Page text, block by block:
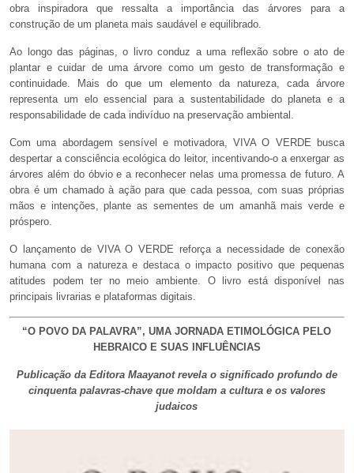
obra inspiradora que ressalta a importância das árvores para a
construção de um planeta mais saudável e equilibrado.
Ao longo das páginas, o livro conduz a uma reflexão sobre o ato de
plantar e cuidar de uma árvore como um gesto de transformação e
continuidade. Mais do que um elemento da natureza, cada árvore
representa um elo essencial para a sustentabilidade do planeta e a
responsabilidade de cada indivíduo na preservação ambiental.
Com uma abordagem sensível e motivadora, VIVA O VERDE busca
despertar a consciência ecológica do leitor, incentivando-o a enxergar as
árvores além do óbvio e a reconhecer nelas uma promessa de futuro. A
obra é um chamado à ação para que cada pessoa, com suas próprias
mãos e intenções, plante as sementes de um amanhã mais verde e
próspero.
O lançamento de VIVA O VERDE reforça a necessidade de conexão
humana com a natureza e destaca o impacto positivo que pequenas
atitudes podem ter no meio ambiente. O livro está disponível nas
principais livrarias e plataformas digitais.
“O POVO DA PALAVRA”, UMA JORNADA ETIMOLÓGICA PELO
HEBRAICO E SUAS INFLUÊNCIAS
Publicação da Editora Maayanot revela o significado profundo de
cinquenta palavras-chave que moldam a cultura e os valores
judaicos